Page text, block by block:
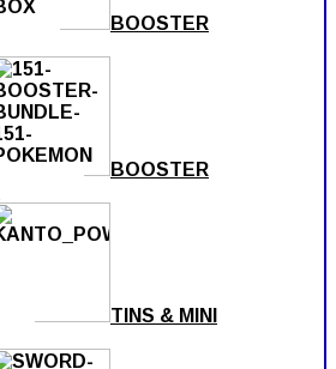
BOOSTER
BOOSTER
TINS & MINI